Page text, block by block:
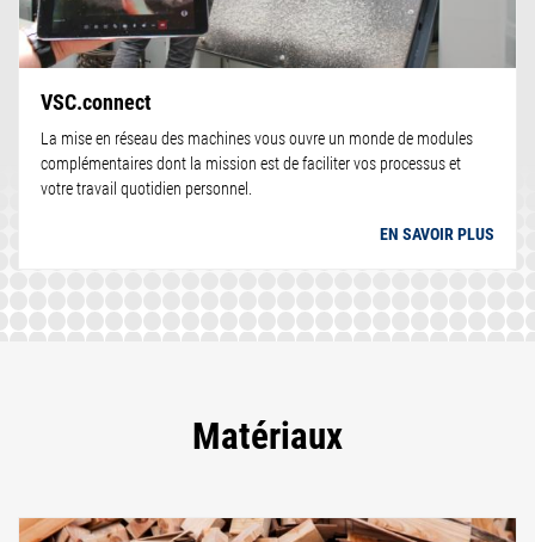
VSC.connect
La mise en réseau des machines vous ouvre un monde de modules
complémentaires dont la mission est de faciliter vos processus et
votre travail quotidien personnel.
EN SAVOIR PLUS
Matériaux